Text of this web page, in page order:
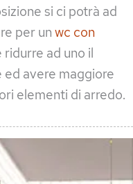
si ci potrà ad
per un wc con
ridurre ad uno il
ed avere maggiore
elementi di arredo.